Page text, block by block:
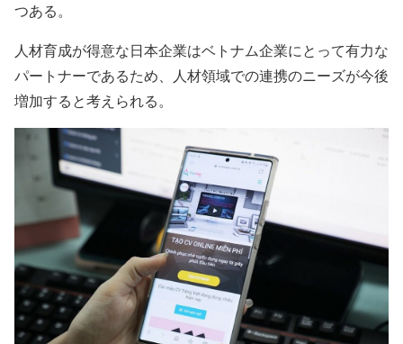
つある。
人材育成が得意な日本企業はベトナム企業にとって有力な
パー​​トナーであるため、人材領域での連携のニーズが今後
増加すると考えられる。